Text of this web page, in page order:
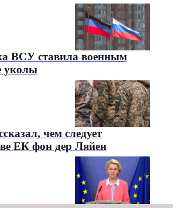
ВСУ ставила военным
уколы
чем следует
ЕК фон дер Ляйен